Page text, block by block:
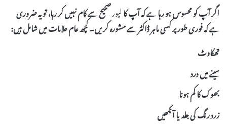
اگر آپ کو محسوس ہو رہا ہے کہ آپ کالیورصحیح سے کام نہیں کر رہا، تو یہ ضروری
ہے کہ فوری طور پر کسی ماہر ڈاکٹر سے مشورہ کریں۔ کچھ عام علامات میں شامل ہیں:
تھکاوٹ
سینے میں درد
بھوک کا کم ہونا
زرد رنگ کی جلد یا آنکھیں